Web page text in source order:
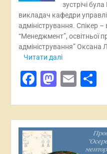
зустрічі
викладач кафедри
адміністрування. Спікер
“Менеджмент”, освітньої
адміністрування”
Читати далі
Facebook
Email